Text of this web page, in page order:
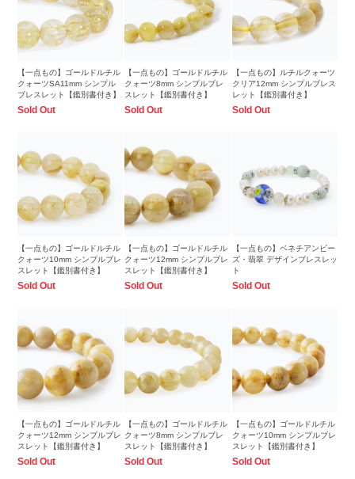
【一点もの】ゴールドルチル
クォーツSA11mm シンプル
ブレスレット【鑑別書付き】
Sold Out
【一点もの】ゴールドルチル
クォーツ8mm シンプルブレ
スレット【鑑別書付き】
Sold Out
【一点もの】ルチルクォーツ
クリア12mm シンプルブレス
レット【鑑別書付き】
Sold Out
【一点もの】ゴールドルチル
クォーツ10mm シンプルブレ
スレット【鑑別書付き】
Sold Out
【一点もの】ゴールドルチル
クォーツ12mm シンプルブレ
スレット【鑑別書付き】
Sold Out
【一点もの】ベネチアンビー
ズ・翡翠 デザインブレスレッ
ト
Sold Out
【一点もの】ゴールドルチル
クォーツ12mm シンプルブレ
スレット【鑑別書付き】
Sold Out
【一点もの】ゴールドルチル
クォーツ8mm シンプルブレ
スレット【鑑別書付き】
Sold Out
【一点もの】ゴールドルチル
クォーツ10mm シンプルブレ
スレット【鑑別書付き】
Sold Out